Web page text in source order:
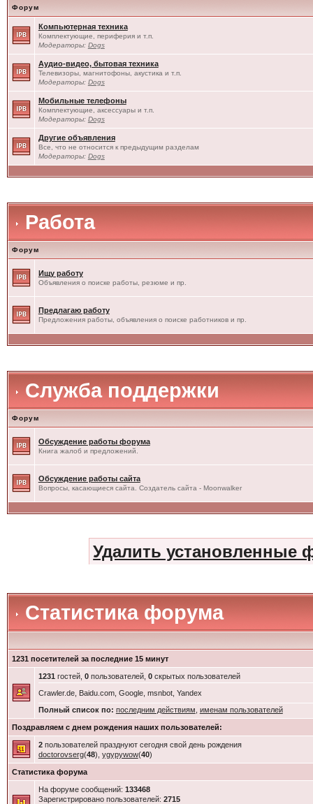
Форум
Компьютерная техника
Комплектующие, периферия и т.п.
Модераторы: Dogs
Аудио-видео, бытовая техника
Телевизоры, магнитофоны, акустика и т.п.
Модераторы: Dogs
Мобильные телефоны
Комплектующие, аксессуары и т.п.
Модераторы: Dogs
Другие объявления
Все, что не относится к предыдущим разделам
Модераторы: Dogs
Работа
Форум
Ищу работу
Объявления о поиске работы, резюме и пр.
Предлагаю работу
Предложения работы, объявления о поиске работников и пр.
Служба поддержки
Форум
Обсуждение работы форума
Книга жалоб и предложений.
Обсуждение работы сайта
Вопросы, касающиеся сайта. Создатель сайта - Moonwalker
Удалить установленные
Статистика форума
1231 посетителей за последние 15 минут
1231 гостей, 0пользователей, 0скрытых пользователей
Crawler.de, Baidu.com, Google, msnbot, Yandex
Полный список по: последним действиям именам пользователей
Поздравляем с днем рождения наших пользователей:
2пользователей празднуют сегодня свой день рождения
doctorovserg(48), ygypywow(40)
Статистика форума
На форуме сообщений: 133468
Зарегистрировано пользователей: 2715